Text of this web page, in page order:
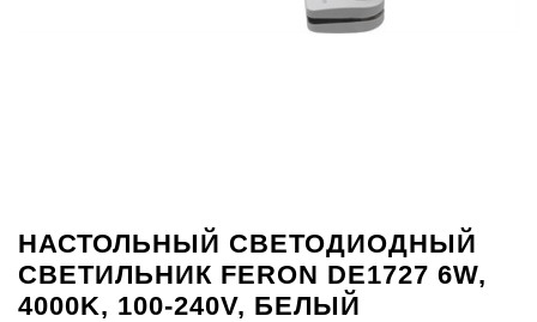
НАСТОЛЬНЫЙ СВЕТОДИОДНЫЙ
СВЕТИЛЬНИК FERON DE1727 6W,
4000K, 100-240V, БЕЛЫЙ